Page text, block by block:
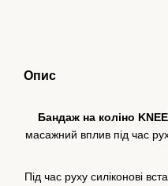
Опис
Бандаж на коліно
масажний вплив під час
Під час руху силіконові